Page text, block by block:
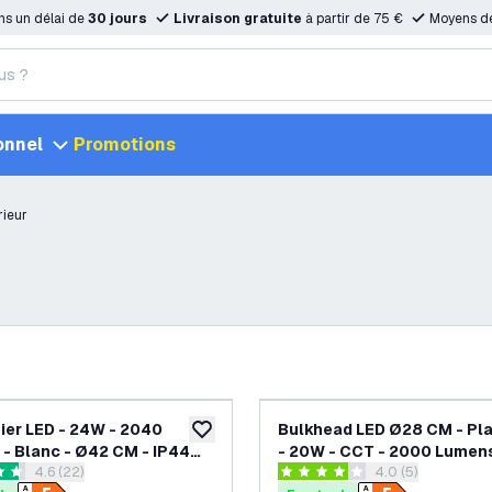
un délai de30 jours Livraison gratuite à partir de 75 € Moyens
Promotions
ajouter à la liste de souhaits
LED - 24W - 2040
- Blanc - Ø42 CM - IP44
- 2700K - Plafonnier de
ouvrir le tiroir des avis
de notation
4.6 (22)
Bulkhead LED Ø28 CM -
- 20W - CCT - 2000
Blanc - IP65 Etanche - 5
ouvrir le tiroir des
4 étoiles de notation
4.0 (5)